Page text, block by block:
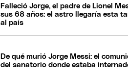
Falleció Jorge, el padre de Lionel
sus 68 años: el astro llegaría esta
al país
De qué murió Jorge Messi: el
del sanatorio donde estaba